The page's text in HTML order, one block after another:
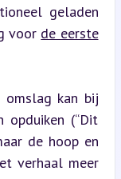
geladen
voor de eerste
kan bij
opduiken (“Dit
de hoop en
verhaal meer